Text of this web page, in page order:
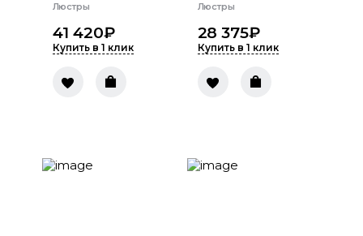
Люстры
41 420₽
Купить в 1 клик
Люстры
28 375₽
Купить в 1 клик